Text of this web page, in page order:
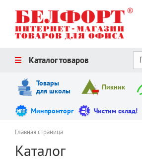
Каталог товаров
Товары
для школы
Пикник
Минпромторг Чистим склад!
Главная страница
Каталог